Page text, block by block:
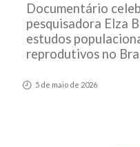
Documentário
pesquisadora Elza
estudos
reprodutivos no
5 de maio de 2026